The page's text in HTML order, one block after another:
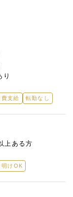
り
費支給 転勤なし
上ある方
明けOK